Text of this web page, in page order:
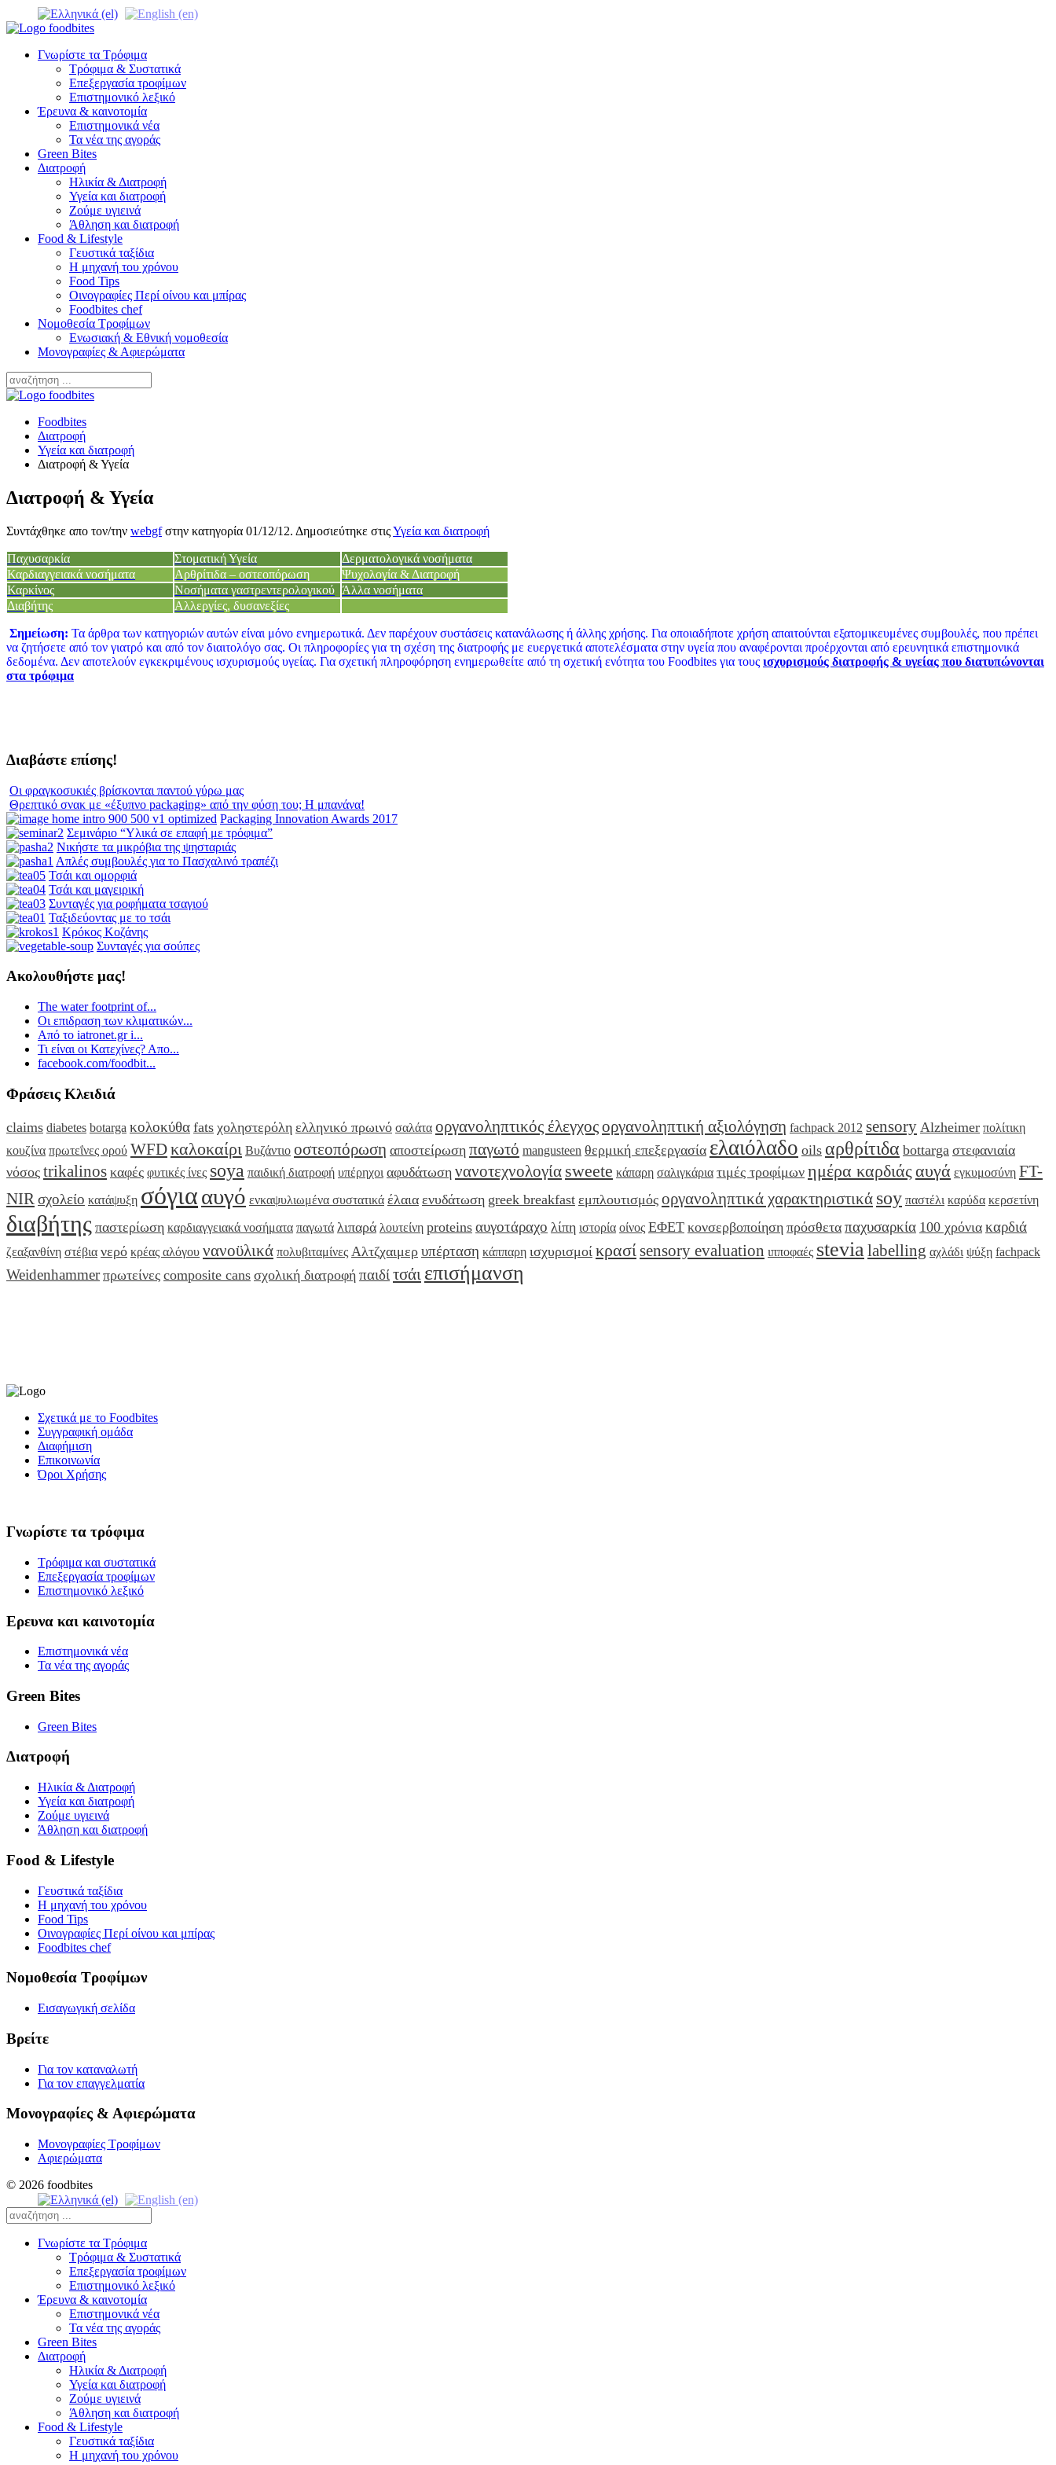
Γνωρίστε τα Τρόφιμα
Τρόφιμα & Συστατικά
Επεξεργασία τροφίμων
Επιστημονικό λεξικό
Έρευνα & καινοτομία
Επιστημονικά νέα
Τα νέα της αγοράς
Green Bites
Διατροφή
Ηλικία & Διατροφή
Υγεία και διατροφή
Ζούμε υγιεινά
Άθληση και διατροφή
Food & Lifestyle
Γευστικά ταξίδια
Η μηχανή του χρόνου
Food Tips
Οινογραφίες Περί οίνου και μπίρας
Foodbites chef
Νομοθεσία Τροφίμων
Ενωσιακή & Εθνική νομοθεσία
Μονογραφίες & Αφιερώματα
Foodbites
Διατροφή
Υγεία και διατροφή
Διατροφή & Υγεία
Διατροφή & Υγεία
Συντάχθηκε απο τον/την webgfστην κατηγορία 01/12/12. Δημοσιεύτηκε στιςΥγεία και διατροφή
Παχυσαρκία Στοματική Υγεία
Δερματολογικά νοσήματα
Καρδιαγγειακά νοσήματα
Αρθρίτιδα – οστεοπόρωση
Ψυχολογία & Διατροφή
Καρκίνος
Νοσήματα γαστρεντερολογικού Άλλα νοσήματα
Διαβήτης
Αλλεργίες, δυσανεξίες
Σημείωση: Τα άρθρα των κατηγοριών αυτών είναι μόνο ενημερωτικά. Δεν παρέχουν συστάσεις κατανάλωσης ή άλλης χρήσης. Για οποιαδήποτε χρήση απαιτούνται εξατομικευμένες συμβουλές, που πρέπει
να ζητήσετε από τον γιατρό και από τον διαιτολόγο σας. Οι πληροφορίες για τη σχέση της διατροφής με ευεργετικά αποτελέσματα στην υγεία που αναφέρονται προέρχονται από ερευνητικά επιστημονικά
δεδομένα. Δεν αποτελούν εγκεκριμένους ισχυρισμούς υγείας. Για σχετική πληροφόρηση ενημερωθείτε από τη σχετική ενότητα του Foodbites για τους ισχυρισμούς διατροφής & υγείας που διατυπώνονται
στα τρόφιμα
Διαβάστε επίσης!
Οι φραγκοσυκιές βρίσκονται παντού γύρω μας
Θρεπτικό σνακ με «έξυπνο packaging» από την φύση του; Η μπανάνα!
Packaging Innovation Awards 2017
Σεμινάριο “Υλικά σε επαφή με τρόφιμα”
Νικήστε τα μικρόβια της ψησταριάς
Απλές συμβουλές για το Πασχαλινό τραπέζι
Τσάι και ομορφιά
Τσάι και μαγειρική
Συνταγές για ροφήματα τσαγιού
Ταξιδεύοντας με το τσάι
Κρόκος Κοζάνης
Συνταγές για σούπες
Ακολουθήστε μας!
The water footprint of...
Οι επιδραση των κλιματικών...
Από το iatronet.gr i...
Τι είναι οι Κατεχίνες? Απο...
facebook.com/foodbit...
Φράσεις Κλειδιά
claims diabetes botarga κολοκύθα fats χοληστερόλη ελληνικό πρωινό σαλάτα οργανοληπτικός έλεγχοςοργανοληπτική αξιολόγηση fachpack 2012 sensory Alzheimer πολίτικη
κουζίνα πρωτεΐνες ορού WFDκαλοκαίρι Βυζάντιο οστεοπόρωση αποστείρωση παγωτό mangusteen θερμική επεξεργασία ελαιόλαδο oils αρθρίτιδα bottarga στεφανιαία
νόσος trikalinos καφές φυτικές ίνες soya παιδική διατροφή υπέρηχοι αφυδάτωση νανοτεχνολογία sweete κάπαρη σαλιγκάρια τιμές τροφίμων ημέρα καρδιάς αυγά εγκυμοσύνη FT-
NIR σχολείο κατάψυξη σόγιααυγό ενκαψυλιωμένα συστατικά έλαια ενυδάτωση greek breakfast εμπλουτισμός οργανοληπτικά χαρακτηριστικά soy παστέλι καρύδα κερσετίνη
διαβήτης παστερίωση καρδιαγγειακά νοσήματα παγωτά λιπαρά λουτείνη proteins αυγοτάραχο λίπη ιστορία οίνος ΕΦΕΤ κονσερβοποίηση πρόσθετα παχυσαρκία 100 χρόνια καρδιά
ζεαξανθίνη στέβια νερό κρέας αλόγου νανοϋλικά πολυβιταμίνες Αλτζχαιμερ υπέρταση κάππαρη ισχυρισμοί κρασίsensory evaluation ιπποφαές stevia labelling αχλάδι ψύξη fachpack
Weidenhammer πρωτείνες composite cans σχολική διατροφή παιδίτσάι επισήμανση
Σχετικά με το Foodbites
Συγγραφική ομάδα
Διαφήμιση
Επικοινωνία
Όροι Χρήσης
Γνωρίστε τα τρόφιμα
Τρόφιμα και συστατικά
Επεξεργασία τροφίμων
Επιστημονικό λεξικό
Ερευνα και καινοτομία
Επιστημονικά νέα
Τα νέα της αγοράς
Green Bites
Green Bites
Διατροφή
Ηλικία & Διατροφή
Υγεία και διατροφή
Ζούμε υγιεινά
Άθληση και διατροφή
Food & Lifestyle
Γευστικά ταξίδια
Η μηχανή του χρόνου
Food Tips
Οινογραφίες Περί οίνου και μπίρας
Foodbites chef
Νομοθεσία Τροφίμων
Εισαγωγική σελίδα
Βρείτε
Για τον καταναλωτή
Για τον επαγγελματία
Μονογραφίες & Αφιερώματα
Μονογραφίες Τροφίμων
Αφιερώματα
© 2026 foodbites
Γνωρίστε τα Τρόφιμα
Τρόφιμα & Συστατικά
Επεξεργασία τροφίμων
Επιστημονικό λεξικό
Έρευνα & καινοτομία
Επιστημονικά νέα
Τα νέα της αγοράς
Green Bites
Διατροφή
Ηλικία & Διατροφή
Υγεία και διατροφή
Ζούμε υγιεινά
Άθληση και διατροφή
Food & Lifestyle
Γευστικά ταξίδια
Η μηχανή του χρόνου